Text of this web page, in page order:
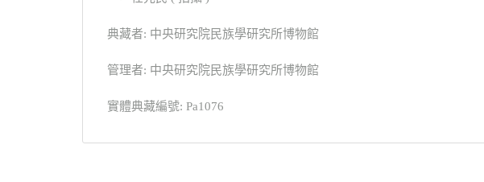
典藏者: 中央研究院民族學研究所博物館
管理者: 中央研究院民族學研究所博物館
實體典藏編號: Pa1076